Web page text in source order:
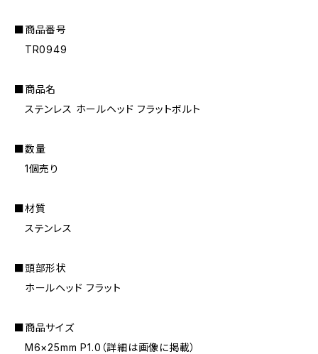
■商品番号
TR0949
■商品名
ステンレス ホールヘッド フラットボルト
■数量
1個売り
■材質
ステンレス
■頭部形状
ホールヘッド フラット
■商品サイズ
M6×25mm P1.0（詳細は画像に掲載）